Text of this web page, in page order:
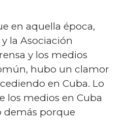
en aquella época,
la Asociación
y los medios
hubo un clamor
en Cuba. Lo
los medios en Cuba
demás porque